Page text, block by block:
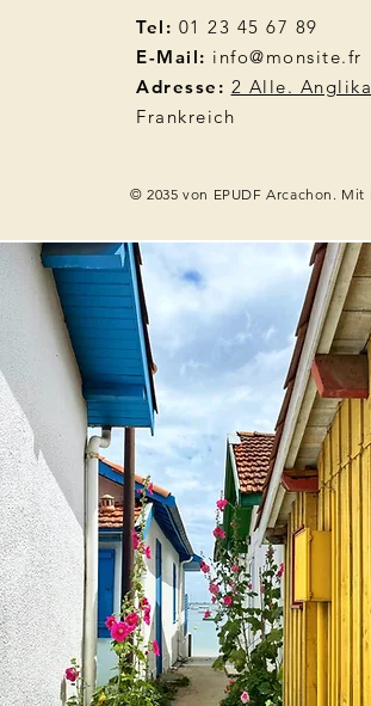
Tel: 01 23 45 67 89
E-Mail: info@monsite.fr
Adresse: 2 Alle.
Frankreich
© 2035 von EPUDF Arcachon.